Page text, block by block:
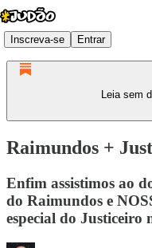
Inscreva-se Entrar
Leia sem
Raimundos +
Enfim assistimos ao
do Raimundos e
especial do Justiceiro